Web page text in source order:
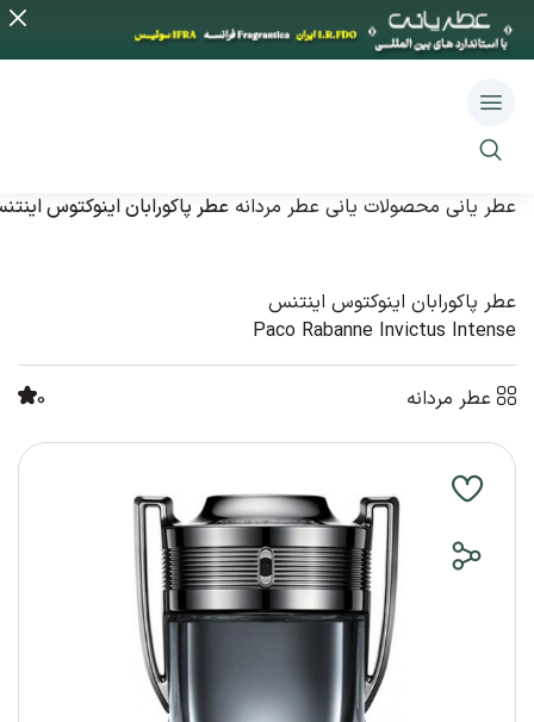
عطر یانی محصولات یانی عطر مردانه عطر پاکورابان اینوکتوس
عطر پاکورابان اینوکتوس اینتنس
Paco Rabanne Invictus Intense
عطر مردانه 0